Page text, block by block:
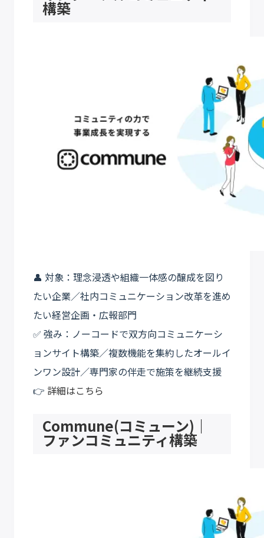
構築
👤 対象：理念浸透や組織一体感の醸成を図り
たい企業／社内コミュニケーション改革を進め
たい経営企画・広報部門
✅ 強み：ノーコードで双方向コミュニケーシ
ョンサイト構築／複数機能を集約したオールイ
ンワン設計／専門家の伴走で施策を継続支援
👉 詳細はこちら
Commune(コミューン)｜
ファンコミュニティ構築